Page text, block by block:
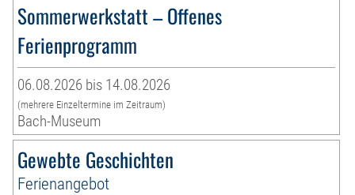
Sommerwerkstatt – Offenes
Ferienprogramm
06.08.2026 bis 14.08.2026
(mehrere Einzeltermine im Zeitraum)
Bach-Museum
Gewebte Geschichten
Ferienangebot